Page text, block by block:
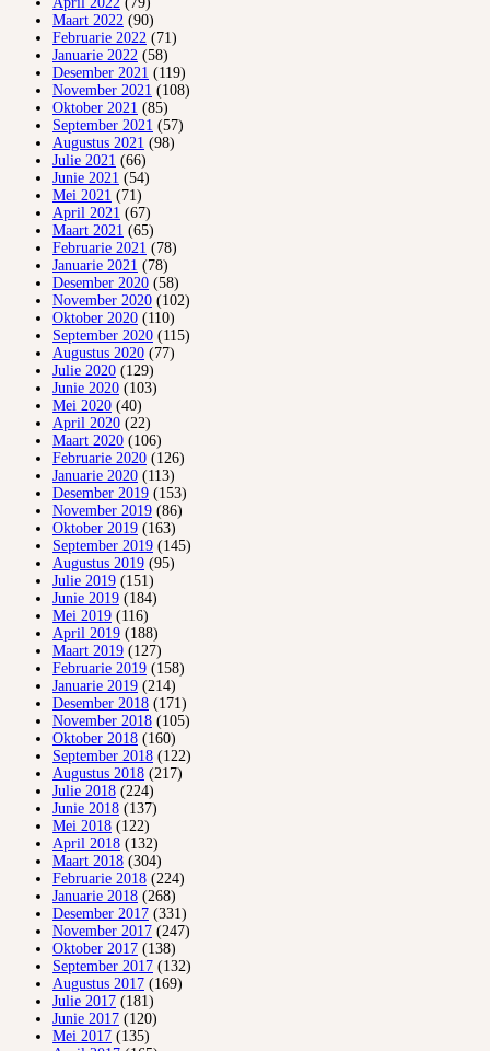
Maart 2022 (90)
Februarie 2022 (71)
Januarie 2022 (58)
Desember 2021 (119)
November 2021 (108)
Oktober 2021 (85)
September 2021 (57)
Augustus 2021 (98)
Julie 2021 (66)
Junie 2021 (54)
Mei 2021 (71)
April 2021 (67)
Maart 2021 (65)
Februarie 2021 (78)
Januarie 2021 (78)
Desember 2020 (58)
November 2020 (102)
Oktober 2020 (110)
September 2020 (115)
Augustus 2020 (77)
Julie 2020 (129)
Junie 2020 (103)
Mei 2020 (40)
April 2020 (22)
Maart 2020 (106)
Februarie 2020 (126)
Januarie 2020 (113)
Desember 2019 (153)
November 2019 (86)
Oktober 2019 (163)
September 2019 (145)
Augustus 2019 (95)
Julie 2019 (151)
Junie 2019 (184)
Mei 2019 (116)
April 2019 (188)
Maart 2019 (127)
Februarie 2019 (158)
Januarie 2019 (214)
Desember 2018 (171)
November 2018 (105)
Oktober 2018 (160)
September 2018 (122)
Augustus 2018 (217)
Julie 2018 (224)
Junie 2018 (137)
Mei 2018 (122)
April 2018 (132)
Maart 2018 (304)
Februarie 2018 (224)
Januarie 2018 (268)
Desember 2017 (331)
November 2017 (247)
Oktober 2017 (138)
September 2017 (132)
Augustus 2017 (169)
Julie 2017 (181)
Junie 2017 (120)
Mei 2017 (135)